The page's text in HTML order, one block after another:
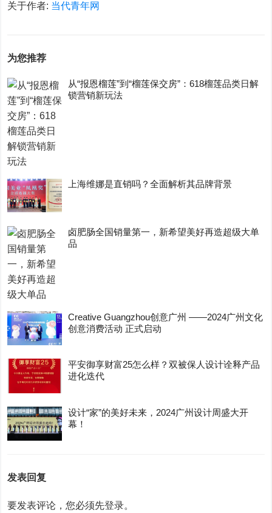
关于作者: 当代青年网
为您推荐
从“报恩榴莲”到“榴莲保交房”：618榴莲品类日解
锁营销新玩法
上海维娜是直销吗？全面解析其品牌背景
卤肥肠全国销量第一，新希望美好再造超级大单
品
Creative Guangzhou创意广州 ——2024广州文化
创意消费活动 正式启动
平安御享财富25怎么样？双被保人设计诠释产品
进化迭代
设计“家”的美好未来，2024广州设计周盛大开
幕！
发表回复
要发表评论，您必须先登录。